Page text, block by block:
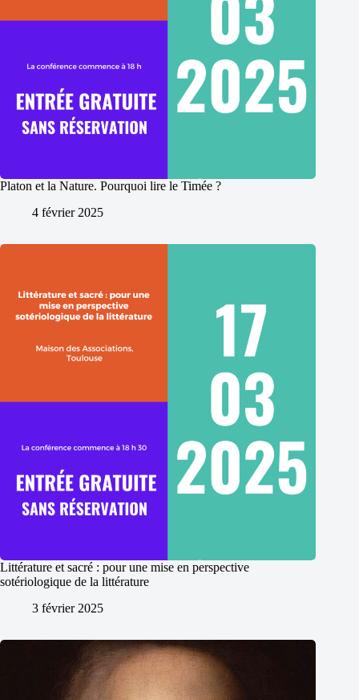
Platon et la Nature. Pourquoi lire le Timée ?
4 février 2025
Littérature et sacré : pour une mise en perspective
sotériologique de la littérature
3 février 2025